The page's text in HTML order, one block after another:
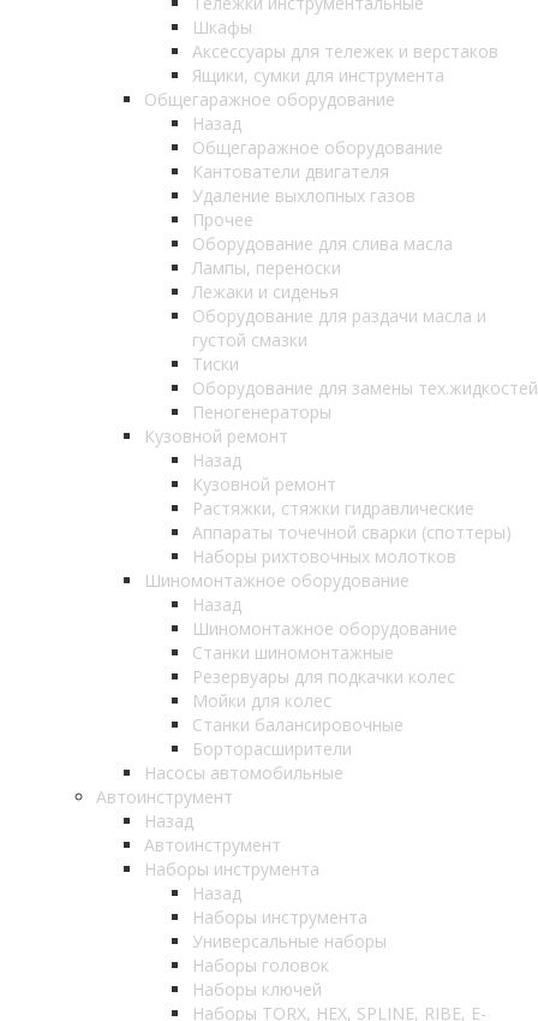
Шкафы
Аксессуары для тележек и верстаков
Ящики, сумки для инструмента
Общегаражное оборудование
Назад
Общегаражное оборудование
Кантователи двигателя
Удаление выхлопных газов
Прочее
Оборудование для слива масла
Лампы, переноски
Лежаки и сиденья
Оборудование для раздачи масла и
густой смазки
Тиски
Оборудование для замены тех.жидкостей
Пеногенераторы
Кузовной ремонт
Назад
Кузовной ремонт
Растяжки, стяжки гидравлические
Аппараты точечной сварки (споттеры)
Наборы рихтовочных молотков
Шиномонтажное оборудование
Назад
Шиномонтажное оборудование
Станки шиномонтажные
Резервуары для подкачки колес
Мойки для колес
Станки балансировочные
Борторасширители
Насосы автомобильные
Автоинструмент
Назад
Автоинструмент
Наборы инструмента
Назад
Наборы инструмента
Универсальные наборы
Наборы головок
Наборы ключей
Наборы TORX, HEX, SPLINE, RIBE, E-